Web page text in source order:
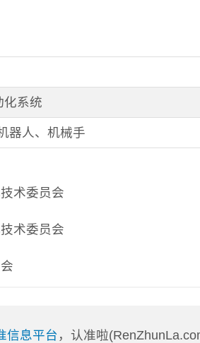
化系统
器人、机械手
术委员会
术委员会
信息平台 ，认准啦